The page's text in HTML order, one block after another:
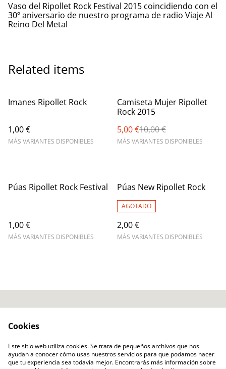
Vaso del Ripollet Rock Festival 2015 coincidiendo con el
30º aniversario de nuestro programa de radio Viaje Al
Reino Del Metal
Related items
Imanes Ripollet Rock
1,00 €
MÁS VARIANTES DISPONIBLES
%
Camiseta Mujer Ripollet
Rock 2015
5,00 €10,00 €
MÁS VARIANTES DISPONIBLES
Púas Ripollet Rock Festival
1,00 €
MÁS VARIANTES DISPONIBLES
Púas New Ripollet Rock
AGOTADO
2,00 €
MÁS VARIANTES DISPONIBLES
Política Privacidad
Hazte Socio
Cookies
Este sitio web utiliza cookies. Se trata de pequeños archivos que nos
ayudan a conocer cómo usas nuestros servicios para que podamos hacer
que tu experiencia sea todavía mejor. Encontrarás más información sobre